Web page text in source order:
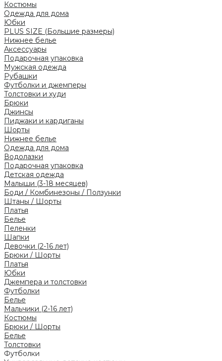
Костюмы
Одежда для дома
Юбки
PLUS SIZE (Большие размеры)
Нижнее белье
Аксессуары
Подарочная упаковка
Мужская одежда
Рубашки
Футболки и джемперы
Толстовки и худи
Брюки
Джинсы
Пиджаки и кардиганы
Шорты
Нижнее белье
Одежда для дома
Водолазки
Подарочная упаковка
Детская одежда
Малыши (3-18 месяцев)
Боди / Комбинезоны / Ползунки
Штаны / Шорты
Платья
Белье
Пеленки
Шапки
Девочки (2-16 лет)
Брюки / Шорты
Платья
Юбки
Джемпера и толстовки
Футболки
Белье
Мальчики (2-16 лет)
Костюмы
Брюки / Шорты
Белье
Толстовки
Футболки